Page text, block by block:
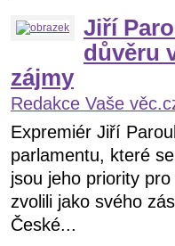
Jiří
důvěru
zájmy
Redakce Vaše
Expremiér Jiří
parlamentu, které
jsou jeho priority
zvolili jako svého
České...